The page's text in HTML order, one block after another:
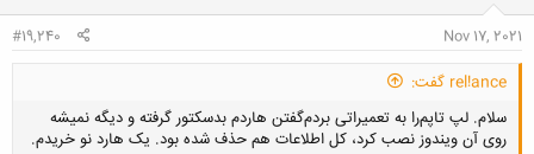
Nov 17, 2021
#19,240
rel!ance گفت:
سلام. لپ تاپم‌را به تعمیراتی بردم‌گفتن‌ هاردم بدسکتور گرفته و دیگه نمیشه
روی آن ویندوز نصب کرد، کل اطلاعات هم حذف شده بود. یک هارد نو‌ خریدم.